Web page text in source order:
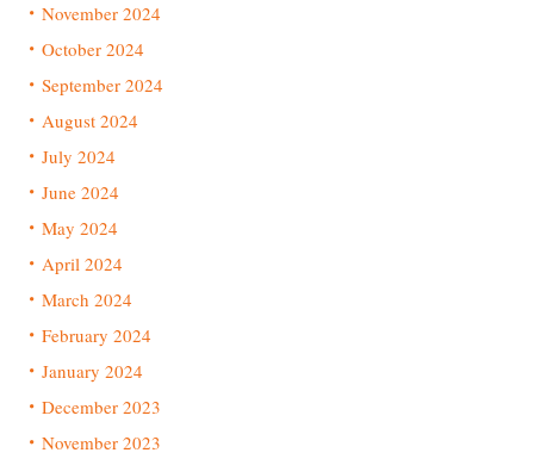
November 2024
October 2024
September 2024
August 2024
July 2024
June 2024
May 2024
April 2024
March 2024
February 2024
January 2024
December 2023
November 2023